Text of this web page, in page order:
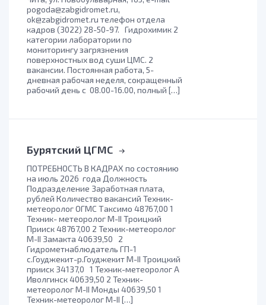
pogoda@zabgidromet.ru,
ok@zabgidromet.ru телефон отдела
кадров (3022) 28-50-97. Гидрохимик 2
категории лаборатории по
мониторингу загрязнения
поверхностных вод суши ЦМС. 2
вакансии. Постоянная работа, 5-
дневная рабочая неделя, сокращенный
рабочий день с 08.00-16.00, полный […]
Бурятский ЦГМС
ПОТРЕБНОСТЬ В КАДРАХ по состоянию
на июль 2026 года Должность
Подразделение Заработная плата,
рублей Количество вакансий Техник-
метеоролог ОГМС Таксимо 48767,00 1
Техник- метеоролог М-II Троицкий
Прииск 48767,00 2 Техник-метеоролог
М-II Замакта 40639,50 2
Гидрометнаблюдатель ГП-1
с.Гоуджекит-р.Гоуджекит М-II Троицкий
прииск 34137,0 1 Техник-метеоролог А
Иволгинск 40639,50 2 Техник-
метеоролог М-II Монды 40639,50 1
Техник-метеоролог М-II […]